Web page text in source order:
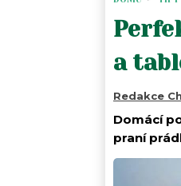
a
Redakce
Domácí
praní